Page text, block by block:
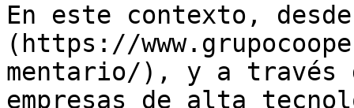
En este contexto,
(https://
mentario/), y a través
empresas de alta